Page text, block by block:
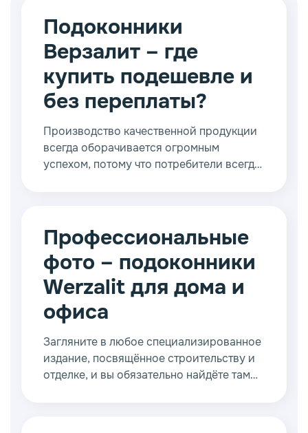
Подоконники
Верзалит – где
купить подешевле и
без переплаты?
Производство качественной продукции
всегда оборачивается огромным
успехом, потому что потребители всегда
где представлена продукция различных
производителей из нашей страны и
Европы.
Профессиональные
фото – подоконники
Werzalit для дома и
офиса
Загляните в любое специализированное
издание, посвящённое строительству и
отделке, и вы обязательно найдёте там